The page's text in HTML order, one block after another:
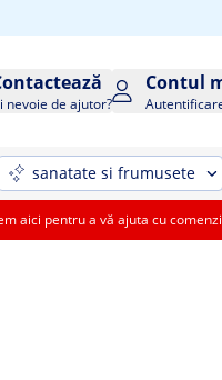
nevoie de ajutor?
Contul
sanatate si frumusete
aici pentru a vă ajuta cu